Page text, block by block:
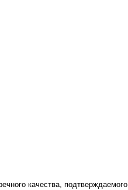
качества, подтверждаемого